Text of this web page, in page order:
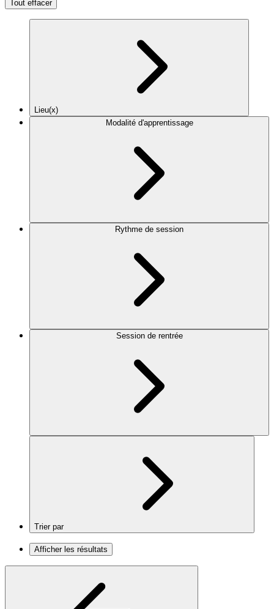
Tout effacer
Lieu(x)
Modalité d'apprentissage
Rythme de session
Session de rentrée
Trier par
Afficher les résultats